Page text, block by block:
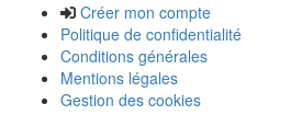
Créer mon compte
Politique de confidentialité
Conditions générales
Mentions légales
Gestion des cookies